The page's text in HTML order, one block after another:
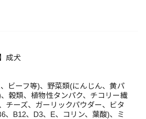
成犬
ビーフ等)、野菜類(にんじん、黄パ
穀類、植物性タンパク、チコリー繊
チーズ、ガーリックパウダー、ビタ
、B12、D3、E、コリン、葉酸)、ミ